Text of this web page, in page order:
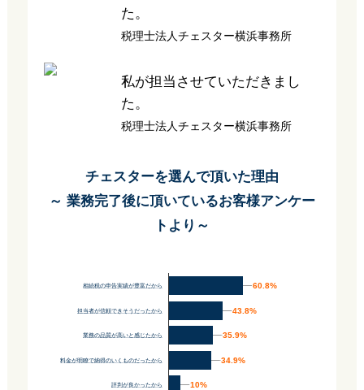
た。
税理士法人チェスター横浜事務所
私が担当させていただきまし
た。
税理士法人チェスター横浜事務所
チェスターを選んで頂いた理由
～ 業務完了後に頂いているお客様アンケー
トより～
相続税の申告実績が豊富だから
担当者が信頼できそうだったから
業務の品質が高いと感じたから
料金が明瞭で納得のいくものだったから
評判が良かったから
60.8%
60.8%
43.8%
43.8%
35.9%
35.9%
34.9%
34.9%
10%
10%